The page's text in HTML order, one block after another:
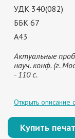
УДК 340(082)
ББК 67
А43
Актуальные
науч. конф. (г.
- 110 с.
Открыть описание
Купить